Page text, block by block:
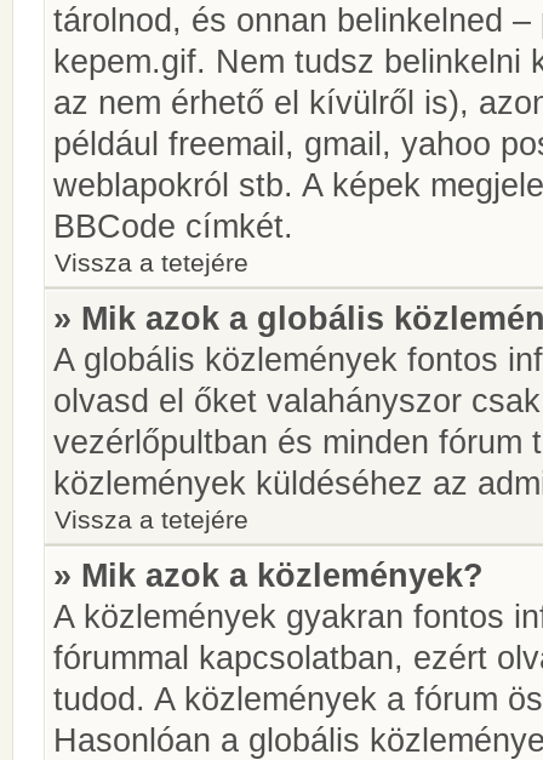
tárolnod, és onnan belinkelned
kepem.gif. Nem tudsz belinkelni
az nem érhető el kívülről is),
például freemail, gmail, yahoo
weblapokról stb. A képek
BBCode címkét.
Vissza a tetejére
» Mik azok a globális
A globális közlemények fontos
olvasd el őket valahányszor
vezérlőpultban és minden fórum
közlemények küldéséhez az
Vissza a tetejére
» Mik azok a közlemények?
A közlemények gyakran fontos
fórummal kapcsolatban, ezért
tudod. A közlemények a fórum
Hasonlóan a globális